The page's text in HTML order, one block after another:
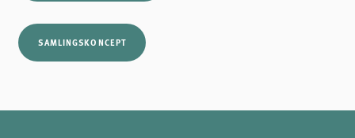
SAMLINGSKONCEPT